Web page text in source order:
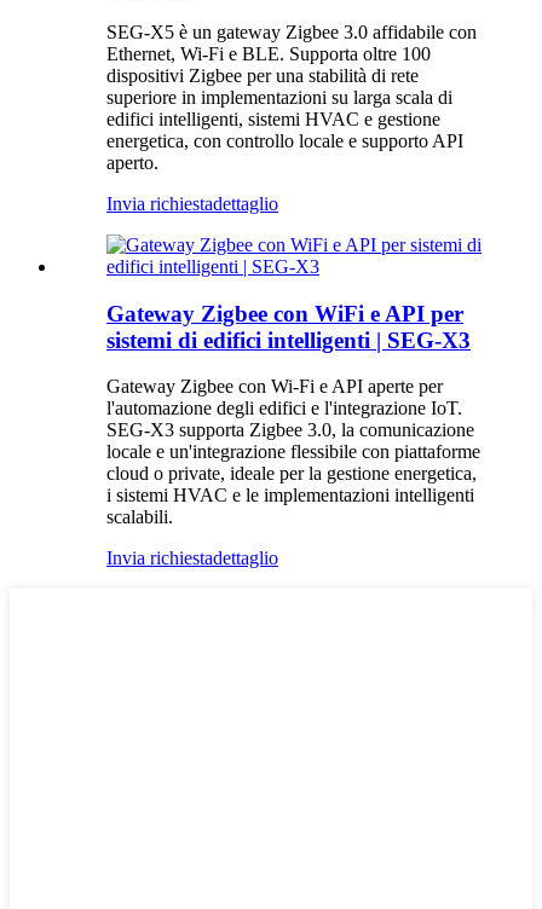
SEG-X5 è un gateway Zigbee 3.0 affidabile con
Ethernet, Wi-Fi e BLE. Supporta oltre 100
dispositivi Zigbee per una stabilità di rete
superiore in implementazioni su larga scala di
edifici intelligenti, sistemi HVAC e gestione
energetica, con controllo locale e supporto API
aperto.
Invia richiestadettaglio
Gateway Zigbee con WiFi e API per
sistemi di edifici intelligenti | SEG-X3
Gateway Zigbee con Wi-Fi e API aperte per
l'automazione degli edifici e l'integrazione IoT.
SEG-X3 supporta Zigbee 3.0, la comunicazione
locale e un'integrazione flessibile con piattaforme
cloud o private, ideale per la gestione energetica,
i sistemi HVAC e le implementazioni intelligenti
scalabili.
Invia richiestadettaglio